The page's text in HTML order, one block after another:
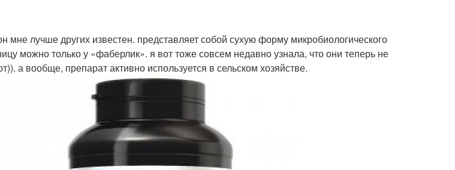
мне лучше других известен. представляет собой сухую форму микробиологического
можно только у «фаберлик». я вот тоже совсем недавно узнала, что они теперь не
а вообще, препарат активно используется в сельском хозяйстве.